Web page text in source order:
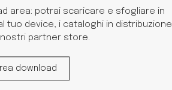
area: potrai scaricare e sfogliare in
tuo device, i cataloghi in distribuzione
partner store.
download